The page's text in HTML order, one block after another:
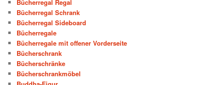
Bücherregal Regal
Bücherregal Schrank
Bücherregal Sideboard
Bücherregale
Bücherregale mit offener Vorderseite
Bücherschrank
Bücherschränke
Bücherschrankmöbel